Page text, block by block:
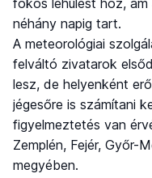
fokos lehűlést hoz, ám
néhány napig tart.
A meteorológiai
felváltó zivatarok
lesz, de helyenként
jégesőre is számítani
figyelmeztetés van
Zemplén, Fejér, Győr-
megyében.